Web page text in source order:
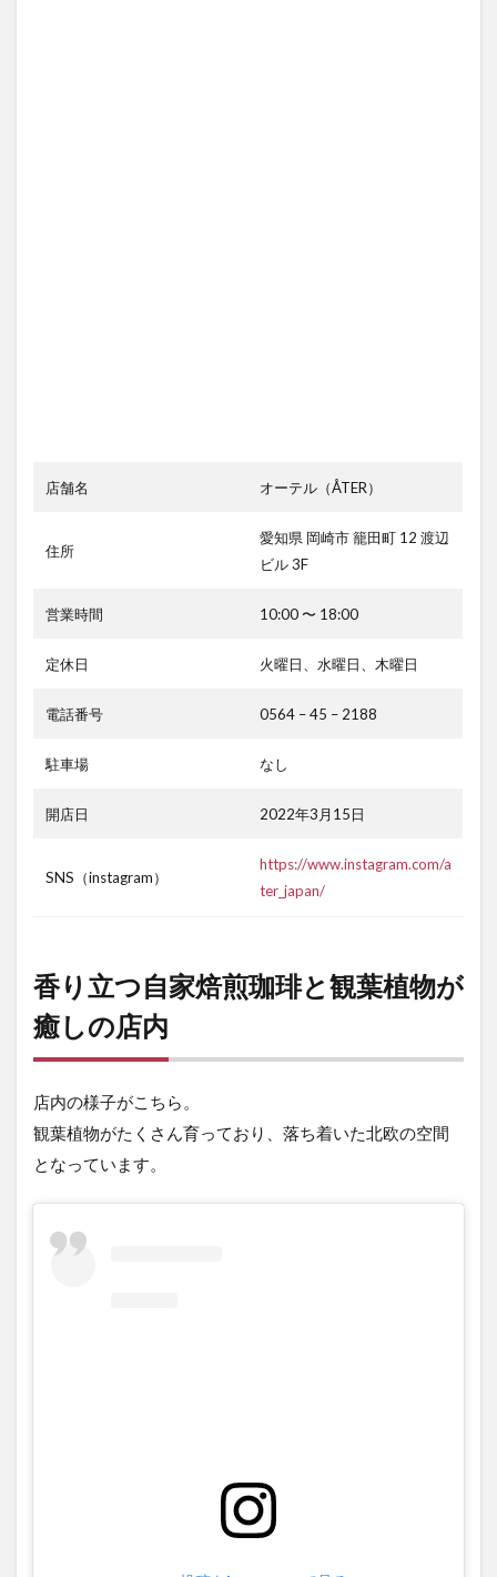
店舗名 オーテル（ÅTER）
住所
愛知県 岡崎市 籠田町 12 渡辺
ビル 3F
営業時間 10:00 〜 18:00
定休日 火曜日、水曜日、木曜日
電話番号 0564 – 45 – 2188
駐車場 なし
開店日 2022年3月15日
SNS（instagram）
https://www.instagram.com/a
ter_japan/
香り立つ自家焙煎珈琲と観葉植物が
癒しの店内
店内の様子がこちら。
観葉植物がたくさん育っており、落ち着いた北欧の空間
となっています。